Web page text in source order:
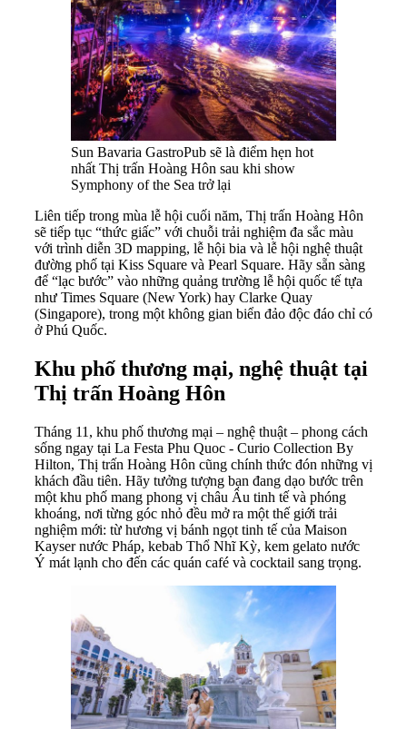
Sun Bavaria GastroPub sẽ là điểm hẹn hot
nhất Thị trấn Hoàng Hôn sau khi show
Symphony of the Sea trở lại
Liên tiếp trong mùa lễ hội cuối năm, Thị trấn Hoàng Hôn
sẽ tiếp tục “thức giấc” với chuỗi trải nghiệm đa sắc màu
với trình diễn 3D mapping, lễ hội bia và lễ hội nghệ thuật
đường phố tại Kiss Square và Pearl Square. Hãy sẵn sàng
để “lạc bước” vào những quảng trường lễ hội quốc tế tựa
như Times Square (New York) hay Clarke Quay
(Singapore), trong một không gian biển đảo độc đáo chỉ có
ở Phú Quốc.
Khu phố thương mại, nghệ thuật tại
Thị trấn Hoàng Hôn
Tháng 11, khu phố thương mại – nghệ thuật – phong cách
sống ngay tại La Festa Phu Quoc - Curio Collection By
Hilton, Thị trấn Hoàng Hôn cũng chính thức đón những vị
khách đầu tiên. Hãy tưởng tượng bạn đang dạo bước trên
một khu phố mang phong vị châu Âu tinh tế và phóng
khoáng, nơi từng góc nhỏ đều mở ra một thế giới trải
nghiệm mới: từ hương vị bánh ngọt tinh tế của Maison
Kayser nước Pháp, kebab Thổ Nhĩ Kỳ, kem gelato nước
Ý mát lạnh cho đến các quán café và cocktail sang trọng.